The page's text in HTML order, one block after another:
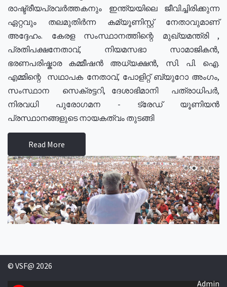
രാഷ്ട്രീയപ്രവർത്തകനും ഇന്ത്യയിലെ ജീവിച്ചിരിക്കുന്ന
ഏറ്റവും തലമുതിർന്ന കമ്യൂണിസ്റ്റ് നേതാവുമാണ്
അദ്ദേഹം. കേരള സംസ്ഥാനത്തിന്റെ മുഖ്യമന്ത്രി ,
പ്രതിപക്ഷനേതാവ്, നിയമസഭാ സാമാജികൻ,
ഭരണപരിഷ്കാര കമ്മീഷൻ അധ്യക്ഷൻ, സി. പി. ഐ.
എമ്മിന്റെ സഥാപക നേതാവ്, പോളിറ്റ് ബ്യുറോ അംഗം,
സംസ്ഥാന സെക്രട്ടറി, ദേശാഭിമാനി പത്രാധിപർ,
നിരവധി പുരോഗമന - ട്രേഡ് യൂണിയൻ
പ്രസ്ഥാനങ്ങളുടെ നായകത്വം തുടങ്ങി
Read More
© VSF@ 2026
Admin